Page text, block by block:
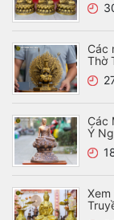
Các
Thờ
Các
Ý